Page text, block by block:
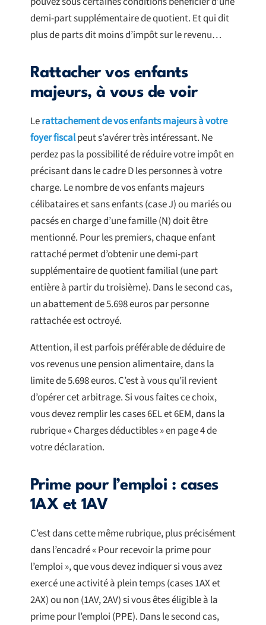
demi-part supplémentaire de quotient. Et qui dit
plus de parts dit moins d’impôt sur le revenu…
Rattacher vos enfants
majeurs, à vous de voir
Lerattachement de vos enfants majeurs à votre
foyer fiscalpeut s’avérer très intéressant. Ne
perdez pas la possibilité de réduire votre impôt en
précisant dans le cadre D les personnes à votre
charge. Le nombre de vos enfants majeurs
célibataires et sans enfants (case J) ou mariés ou
pacsés en charge d’une famille (N) doit être
mentionné. Pour les premiers, chaque enfant
rattaché permet d’obtenir une demi-part
supplémentaire de quotient familial (une part
entière à partir du troisième). Dans le second cas,
un abattement de 5.698 euros par personne
rattachée est octroyé.
Attention, il est parfois préférable de déduire de
vos revenus une pension alimentaire, dans la
limite de 5.698 euros. C’est à vous qu’il revient
d’opérer cet arbitrage. Si vous faites ce choix,
vous devez remplir les cases 6EL et 6EM, dans la
rubrique « Charges déductibles » en page 4 de
votre déclaration.
Prime pour l’emploi : cases
1AX et 1AV
C’est dans cette même rubrique, plus précisément
dans l’encadré « Pour recevoir la prime pour
l’emploi », que vous devez indiquer si vous avez
exercé une activité à plein temps (cases 1AX et
2AX) ou non (1AV, 2AV) si vous êtes éligible à la
prime pour l’emploi (PPE). Dans le second cas,